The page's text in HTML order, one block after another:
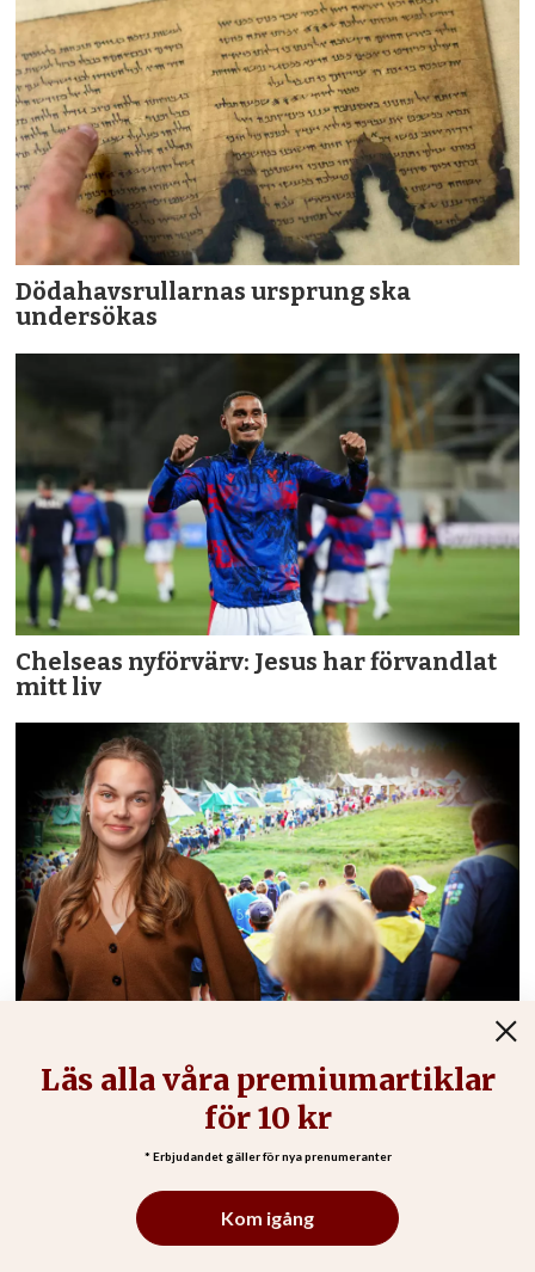
Dödahavsrullarnas ursprung ska
undersökas
Chelseas nyförvärv: Jesus har förvandlat
mitt liv
Vi möttes av en spindelinvansion och en